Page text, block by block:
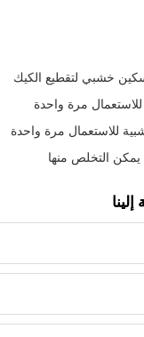
خشبي لتقطيع الكيك
مرة واحدة
للاستعمال مرة واحدة
التخلص منها